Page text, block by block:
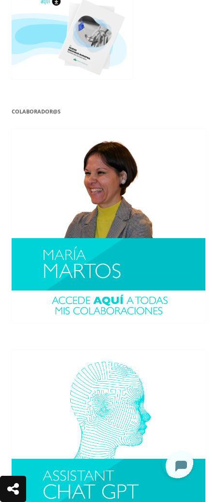
COLABORADOR@S